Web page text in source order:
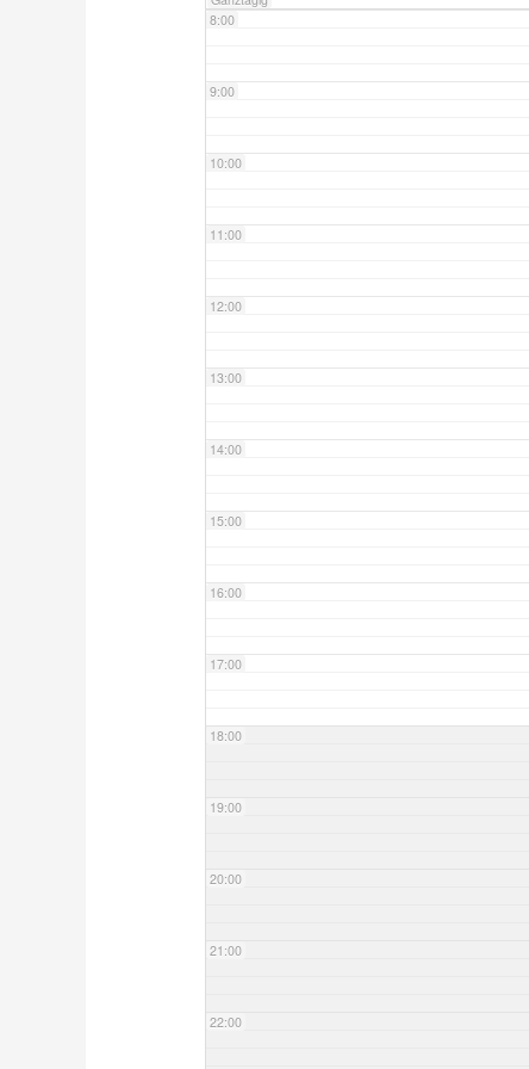
8:00
9:00
10:00
11:00
12:00
13:00
14:00
15:00
16:00
17:00
18:00
19:00
20:00
21:00
22:00